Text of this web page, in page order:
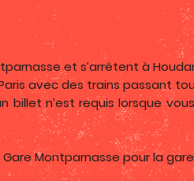
et s’arrêtent à
avec des trains passant
billet n’est requis lorsque
Montparnasse pour la